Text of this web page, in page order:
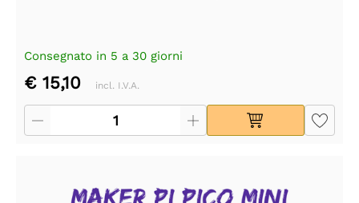
Consegnato in 5 a 30 giorni
€ 15,10 incl. I.V.A.